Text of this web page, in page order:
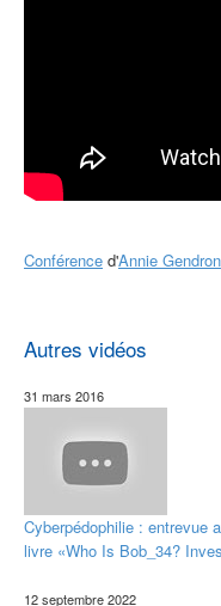
Conférence d'Annie Gendron
Autres vidéos
31 mars 2016
Cyberpédophilie : entrevue
livre «Who Is Bob_34?
12 septembre 2022